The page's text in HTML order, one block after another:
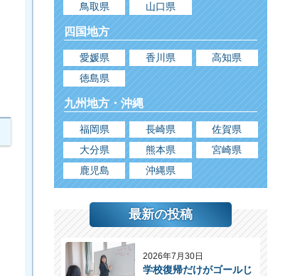
鳥取県
山口県
四国地方
愛媛県 香川県
高知県
徳島県
九州地方・沖縄
福岡県 長崎県
佐賀県
大分県
熊本県
宮崎県
鹿児島
沖縄県
最新の投稿
2026年7月30日
学校復帰だけがゴールじ